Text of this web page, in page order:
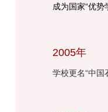
成为国家“优势
2005年
学校更名“中国